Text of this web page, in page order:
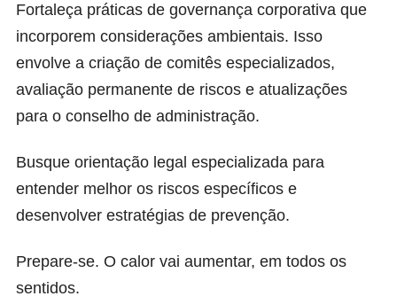
Fortaleça práticas de governança corporativa que
incorporem considerações ambientais. Isso
envolve a criação de comitês especializados,
avaliação permanente de riscos e atualizações
para o conselho de administração.
Busque orientação legal especializada para
entender melhor os riscos específicos e
desenvolver estratégias de prevenção.
Prepare-se. O calor vai aumentar, em todos os
sentidos.